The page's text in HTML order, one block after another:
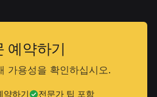
예약하기
가용성을 확인하십시오.
약하기
전문가 팁 포함